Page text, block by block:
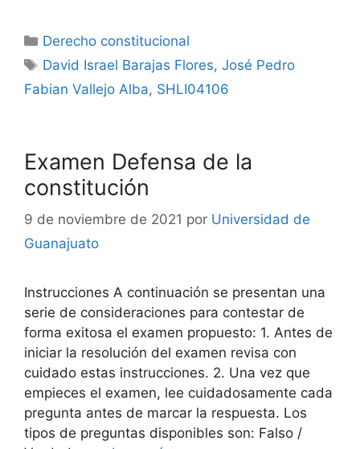
Categorías
Derecho constitucional
Etiquetas
David Israel Barajas Flores,José Pedro
Fabian Vallejo Alba, SHLI04106
Examen Defensa de la
constitución
9 de noviembre de 2021 por Universidad de
Guanajuato
Instrucciones A continuación se presentan una
serie de consideraciones para contestar de
forma exitosa el examen propuesto: 1. Antes de
iniciar la resolución del examen revisa con
cuidado estas instrucciones. 2. Una vez que
empieces el examen, lee cuidadosamente cada
pregunta antes de marcar la respuesta. Los
tipos de preguntas disponibles son: Falso /